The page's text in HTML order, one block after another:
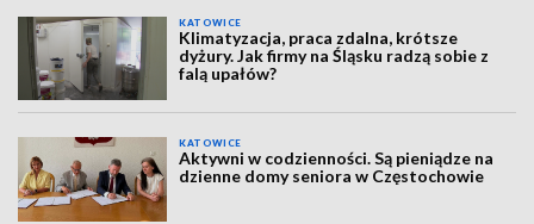
KATOWICE
Klimatyzacja, praca zdalna, krótsze
dyżury. Jak firmy na Śląsku radzą sobie z
falą upałów?
KATOWICE
Aktywni w codzienności. Są pieniądze na
dzienne domy seniora w Częstochowie